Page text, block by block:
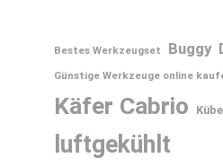
Bestes Werkzeugset Buggy
Günstige Werkzeuge online
Käfer Cabrio
luftgekühlt